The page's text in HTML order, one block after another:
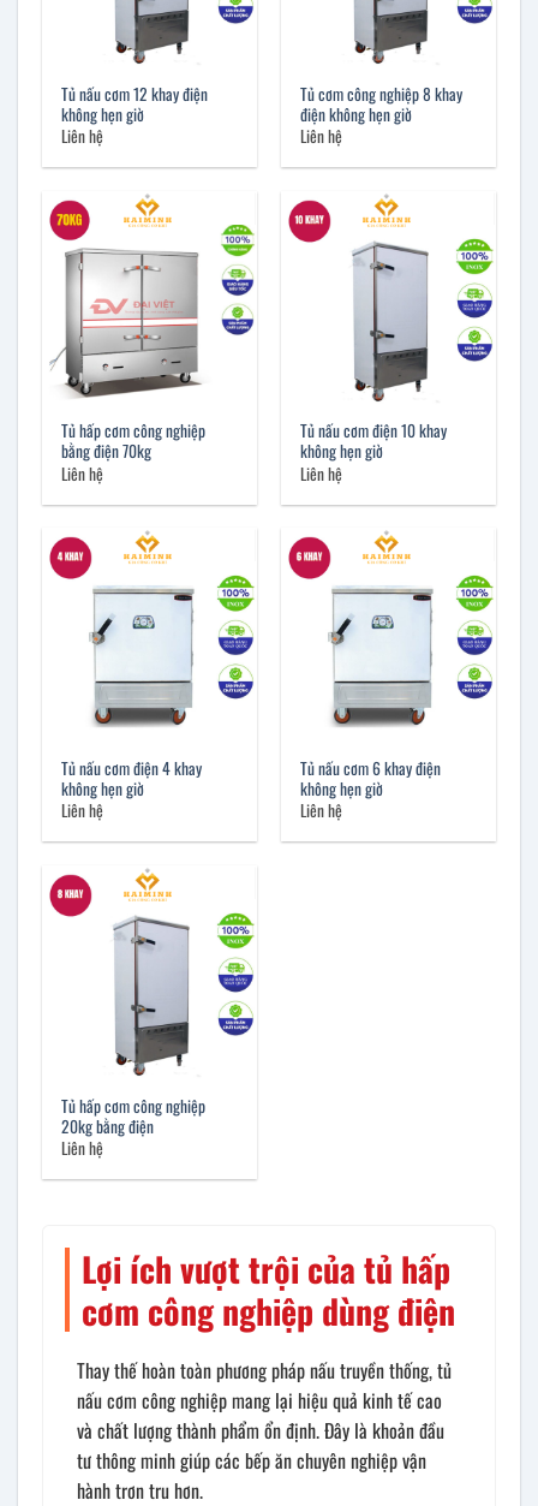
Tủ nấu cơm 12 khay điện
không hẹn giờ
Liên hệ
Tủ cơm công nghiệp 8 khay
điện không hẹn giờ
Liên hệ
Tủ hấp cơm công nghiệp
bằng điện 70kg
Liên hệ
Tủ nấu cơm điện 10 khay
không hẹn giờ
Liên hệ
Tủ nấu cơm điện 4 khay
không hẹn giờ
Liên hệ
Tủ nấu cơm 6 khay điện
không hẹn giờ
Liên hệ
Tủ hấp cơm công nghiệp
20kg bằng điện
Liên hệ
Lợi ích vượt trội của tủ hấp
cơm công nghiệp dùng điện
Thay thế hoàn toàn phương pháp nấu truyền thống, tủ
nấu cơm công nghiệp mang lại hiệu quả kinh tế cao
và chất lượng thành phẩm ổn định. Đây là khoản đầu
tư thông minh giúp các bếp ăn chuyên nghiệp vận
hành trơn tru hơn.